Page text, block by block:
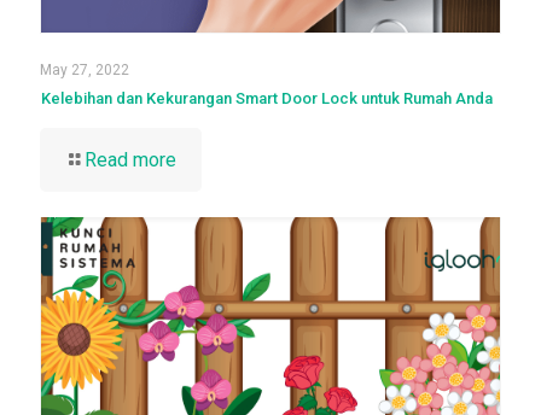
May 27, 2022
Kelebihan dan Kekurangan Smart Door Lock untuk Rumah Anda
Read more